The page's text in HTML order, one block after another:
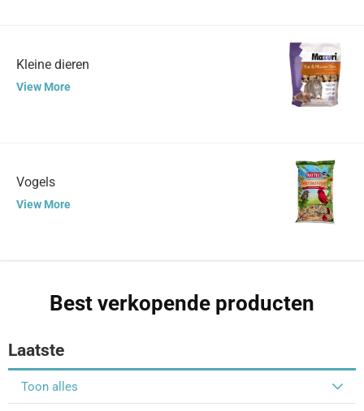
Kleine dieren
View More
Vogels
View More
Best verkopende producten
Laatste
Toon alles